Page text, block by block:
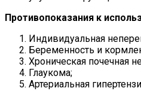
Противопоказания к
Индивидуальная
Беременность и
Хроническая почечная
Глаукома;
Артериальная